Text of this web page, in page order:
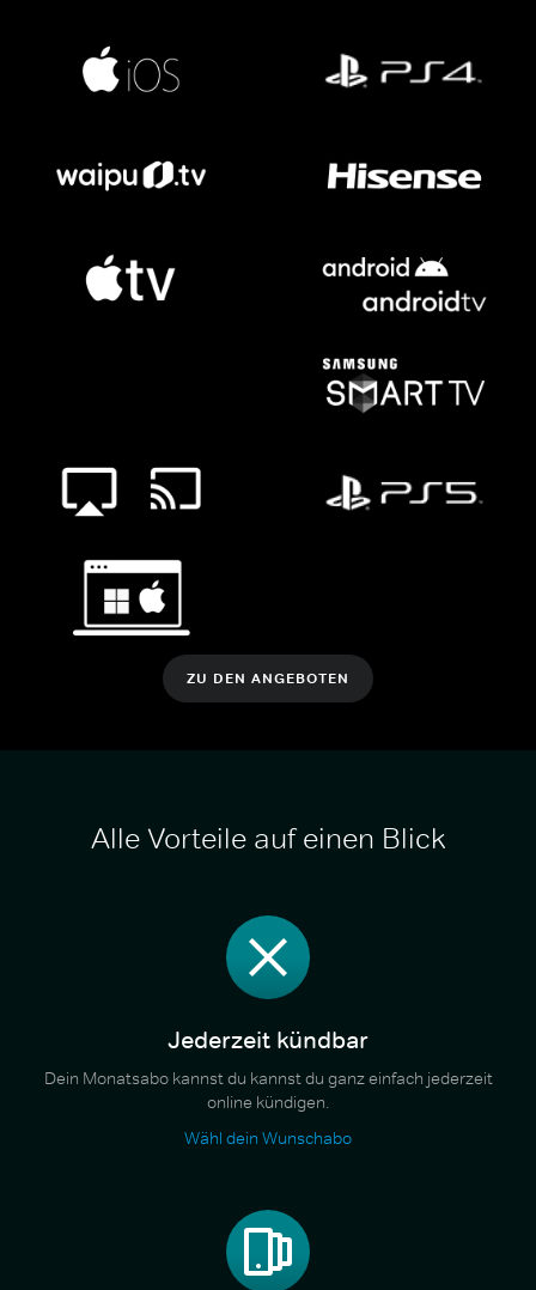
ZU DEN ANGEBOTEN
Alle Vorteile auf einen Blick
Jederzeit kündbar
Dein Monatsabo kannst du kannst du ganz einfach jederzeit
online kündigen.
Wähl dein Wunschabo